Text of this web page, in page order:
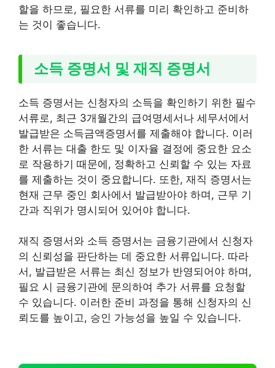
할을 하므로, 필요한 서류를 미리 확인하고 준비하
는 것이 좋습니다.
소득 증명서 및 재직 증명서
소득 증명서는 신청자의 소득을 확인하기 위한 필수
서류로, 최근 3개월간의 급여명세서나 세무서에서
발급받은 소득금액증명서를 제출해야 합니다. 이러
한 서류는 대출 한도 및 이자율 결정에 중요한 요소
로 작용하기 때문에, 정확하고 신뢰할 수 있는 자료
를 제출하는 것이 중요합니다. 또한, 재직 증명서는
현재 근무 중인 회사에서 발급받아야 하며, 근무 기
간과 직위가 명시되어 있어야 합니다.
재직 증명서와 소득 증명서는 금융기관에서 신청자
의 신뢰성을 판단하는 데 중요한 서류입니다. 따라
서, 발급받은 서류는 최신 정보가 반영되어야 하며,
필요 시 금융기관에 문의하여 추가 서류를 요청할
수 있습니다. 이러한 준비 과정을 통해 신청자의 신
뢰도를 높이고, 승인 가능성을 높일 수 있습니다.